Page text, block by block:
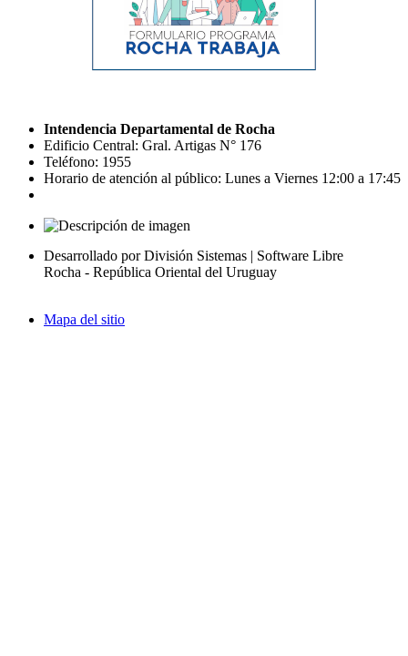
Intendencia Departamental de Rocha
Edificio Central: Gral. Artigas N° 176
Teléfono: 1955
Horario de atención al público: Lunes a Viernes 12:00 a 17:45
Desarrollado por División Sistemas | Software Libre
Rocha - República Oriental del Uruguay
Mapa del sitio